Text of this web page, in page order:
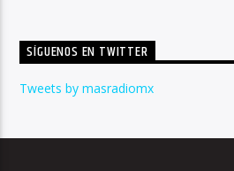
SÍGUENOS EN TWITTER
Tweets by masradiomx